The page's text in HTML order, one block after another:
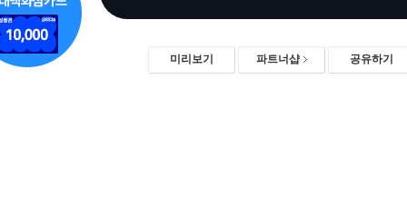
미리보기 파트너샵 공유하기